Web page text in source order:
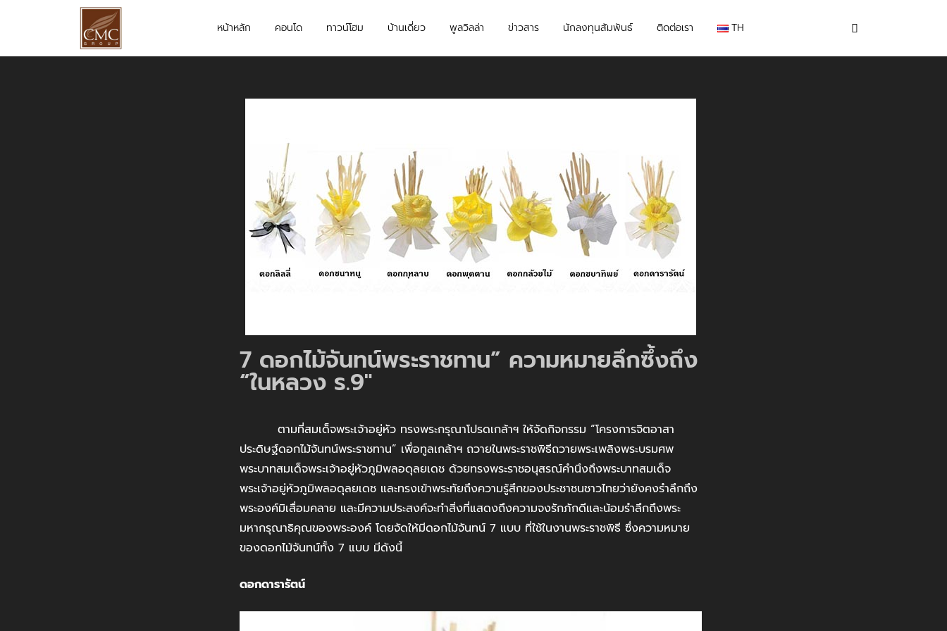
หน้าหลัก คอนโด ทาวน์โฮม บ้านเดี่ยว พูลวิลล่า ข่าวสาร นักลงทุนสัมพันธ์ ติดต่อเรา TH
7 ดอกไม้จันทน์พระราชทาน” ความหมายลึกซึ้งถึง
“ในหลวง ร.9"
ตามที่สมเด็จพระเจ้าอยู่หัว ทรงพระกรุณาโปรดเกล้าฯ ให้จัดกิจกรรม “โครงการจิตอาสา
ประดิษฐ์ดอกไม้จันทน์พระราชทาน” เพื่อทูลเกล้าฯ ถวายในพระราชพิธีถวายพระเพลิงพระบรมศพ
พระบาทสมเด็จพระเจ้าอยู่หัวภูมิพลอดุลยเดช ด้วยทรงพระราชอนุสรณ์คำนึงถึงพระบาทสมเด็จ
พระเจ้าอยู่หัวภูมิพลอดุลยเดช และทรงเข้าพระทัยถึงความรู้สึกของประชาชนชาวไทยว่ายังคงรำลึกถึง
พระองค์มิเสื่อมคลาย และมีความประสงค์จะทำสิ่งที่แสดงถึงความจงรักภักดีและน้อมรำลึกถึงพระ
มหากรุณาธิคุณของพระองค์ โดยจัดให้มีดอกไม้จันทน์ 7 แบบ ที่ใช้ในงานพระราชพิธี ซึ่งความหมาย
ของดอกไม้จันทน์ทั้ง 7 แบบ มีดังนี้
ดอกดารารัตน์